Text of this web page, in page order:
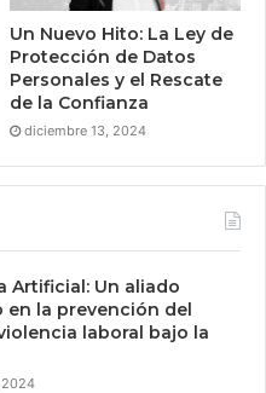
Un Nuevo Hito: La Ley de
Protección de Datos
Personales y el Rescate
de la Confianza
diciembre 13, 2024
Artificial: Un aliado
en la prevención del
laboral bajo la
2024